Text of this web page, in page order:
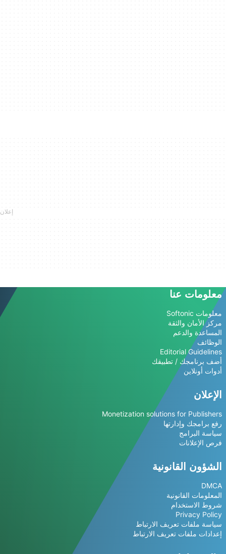
معلومات عنا
معلومات Softonic
مركز الأمان والثقة
المساعدة والدعم
الوظائف
Editorial Guidelines
أضف برنامجك / تطبيقك
أدوات أونلاين
الإعلان
Monetization solutions for Publishers
رفع برامجك وإدارتها
سياسة البرامج
فرص الإعلانات
الشؤون القانونية
DMCA
المعلومات القانونية
شروط الاستخدام
Privacy Policy
سياسة ملفات تعريف الارتباط
إعدادات ملفات تعريف الارتباط